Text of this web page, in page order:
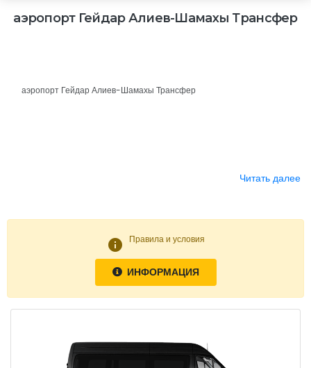
аэропорт Гейдар Алиев-Шамахы Трансфер
аэропорт Гейдар Алиев-Шамахы Трансфер
Читать далее
info Правила и условия
ИНФОРМАЦИЯ